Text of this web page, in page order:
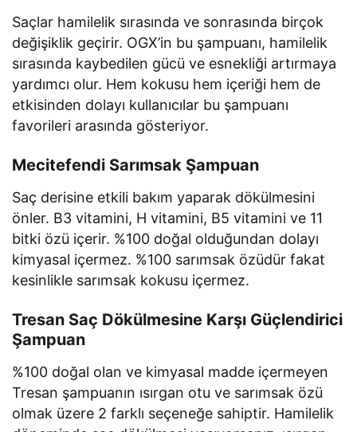
Saçlar hamilelik sırasında ve sonrasında birçok
değişiklik geçirir. OGX’in bu şampuanı, hamilelik
sırasında kaybedilen gücü ve esnekliği artırmaya
yardımcı olur. Hem kokusu hem içeriği hem de
etkisinden dolayı kullanıcılar bu şampuanı
favorileri arasında gösteriyor.
Mecitefendi Sarımsak Şampuan
Saç derisine etkili bakım yaparak dökülmesini
önler. B3 vitamini, H vitamini, B5 vitamini ve 11
bitki özü içerir. %100 doğal olduğundan dolayı
kimyasal içermez. %100 sarımsak özüdür fakat
kesinlikle sarımsak kokusu içermez.
Tresan Saç Dökülmesine Karşı Güçlendirici
Şampuan
%100 doğal olan ve kimyasal madde içermeyen
Tresan şampuanın ısırgan otu ve sarımsak özü
olmak üzere 2 farklı seçeneğe sahiptir. Hamilelik